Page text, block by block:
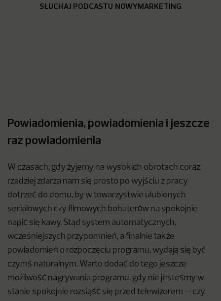
SŁUCHAJ PODCASTU NOWYMARKETING
Powiadomienia, powiadomienia i jeszcze
raz powiadomienia
W czasach, gdy żyjemy na wysokich obrotach coraz
rzadziej zdarza nam się prosto po wyjściu z pracy
dotrzeć do domu, by w towarzystwie ulubionych
serialowych czy filmowych bohaterów na spokojnie
napić się kawy. Stąd system automatycznych,
wcześniejszych przypomnień, a finalnie także
powiadomień o rozpoczęciu programu, wydają się być
czymś naturalnym. Warto dodać do tego jeszcze
możliwość nagrywania programu, gdy nie jesteśmy w
stanie spokojnie rozsiąść się przed telewizorem — czy